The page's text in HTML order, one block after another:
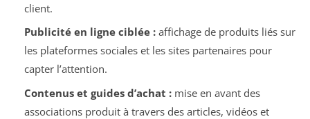
client.
Publicité en ligne ciblée :affichage de produits liés sur
les plateformes sociales et les sites partenaires pour
capter l’attention.
Contenus et guides d’achat :mise en avant des
associations produit à travers des articles, vidéos et